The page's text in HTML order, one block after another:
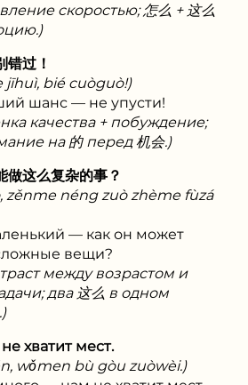
скоростью; 怎么 + 这么
错过！
jīhuì, bié cuòguò!)
шанс — не упусти!
качества + побуждение;
на 的 перед 机会.)
做这么复杂的事？
zěnme néng zuò zhème fùzá
— как он может
вещи?
между возрастом и
два 这么 в одном
хватит мест.
wǒmen bù gòu zuòwèi.)